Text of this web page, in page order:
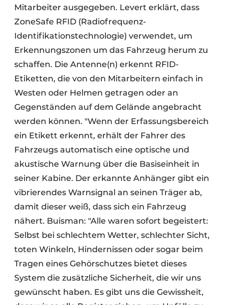
Mitarbeiter ausgegeben. Levert erklärt, dass
ZoneSafe RFID (Radiofrequenz-
Identifikationstechnologie) verwendet, um
Erkennungszonen um das Fahrzeug herum zu
schaffen. Die Antenne(n) erkennt RFID-
Etiketten, die von den Mitarbeitern einfach in
Westen oder Helmen getragen oder an
Gegenständen auf dem Gelände angebracht
werden können. "Wenn der Erfassungsbereich
ein Etikett erkennt, erhält der Fahrer des
Fahrzeugs automatisch eine optische und
akustische Warnung über die Basiseinheit in
seiner Kabine. Der erkannte Anhänger gibt ein
vibrierendes Warnsignal an seinen Träger ab,
damit dieser weiß, dass sich ein Fahrzeug
nähert. Buisman: "Alle waren sofort begeistert:
Selbst bei schlechtem Wetter, schlechter Sicht,
toten Winkeln, Hindernissen oder sogar beim
Tragen eines Gehörschutzes bietet dieses
System die zusätzliche Sicherheit, die wir uns
gewünscht haben. Es gibt uns die Gewissheit,